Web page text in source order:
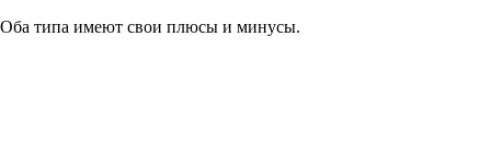
Оба типа имеют свои плюсы и минусы.